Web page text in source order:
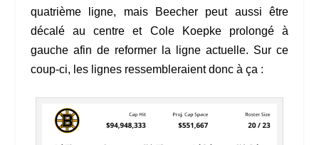
quatrième ligne, mais Beecher peut aussi être
décalé au centre et Cole Koepke prolongé à
gauche afin de reformer la ligne actuelle. Sur ce
coup-ci, les lignes ressembleraient donc à ça :